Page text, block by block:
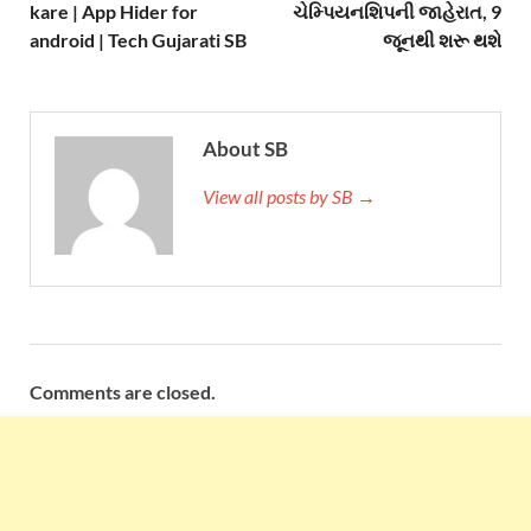
kare | App Hider for
android | Tech Gujarati SB
ચેમ્પિયનશિપની જાહેરાત, 9
જૂનથી શરૂ થશે
About SB
View all posts by SB →
Comments are closed.